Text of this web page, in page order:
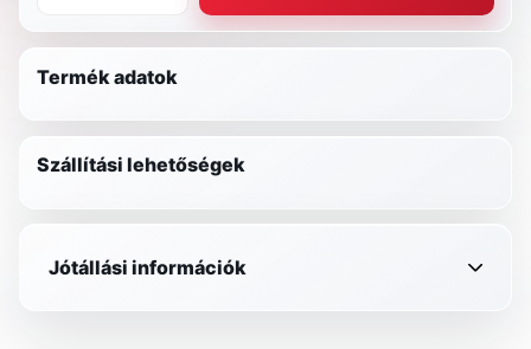
Termék adatok
Szállítási lehetőségek
Jótállási információk